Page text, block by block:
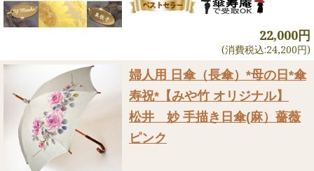
22,000円
(消費税込:24,200円)
婦人用 日傘（長傘） *母の日*傘
寿祝*【みや竹 オリジナル】
松井 妙 手描き日傘(麻）薔薇
ピンク